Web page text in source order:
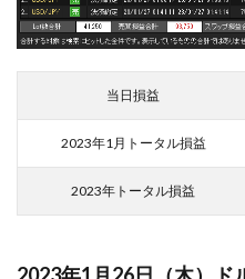
当日損益
2023年1月トータル損益
2023年トータル損益